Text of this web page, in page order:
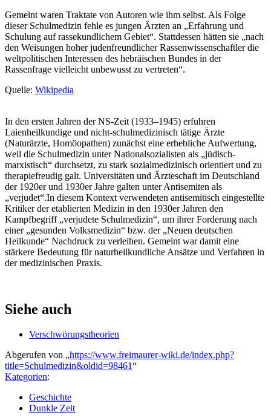
Gemeint waren Traktate von Autoren wie ihm selbst. Als Folge
dieser Schulmedizin fehle es jungen Ärzten an „Erfahrung und
Schulung auf rassekundlichem Gebiet“. Stattdessen hätten sie „nach
den Weisungen hoher judenfreundlicher Rassenwissenschaftler die
weltpolitischen Interessen des hebräischen Bundes in der
Rassenfrage vielleicht unbewusst zu vertreten“.
Quelle: Wikipedia
In den ersten Jahren der NS-Zeit (1933–1945) erfuhren
Laienheilkundige und nicht-schulmedizinisch tätige Ärzte
(Naturärzte, Homöopathen) zunächst eine erhebliche Aufwertung,
weil die Schulmedizin unter Nationalsozialisten als „jüdisch-
marxistisch“ durchsetzt, zu stark sozialmedizinisch orientiert und zu
therapiefreudig galt. Universitäten und Ärzteschaft im Deutschland
der 1920er und 1930er Jahre galten unter Antisemiten als
„verjudet“.In diesem Kontext verwendeten antisemitisch eingestellte
Kritiker der etablierten Medizin in den 1930er Jahren den
Kampfbegriff „verjudete Schulmedizin“, um ihrer Forderung nach
einer „gesunden Volksmedizin“ bzw. der „Neuen deutschen
Heilkunde“ Nachdruck zu verleihen. Gemeint war damit eine
stärkere Bedeutung für naturheilkundliche Ansätze und Verfahren in
der medizinischen Praxis.
Siehe auch
Verschwörungstheorien
Abgerufen von „https://www.freimaurer-wiki.de/index.php?
title=Schulmedizin&oldid=98461“
Kategorien:
Geschichte
Dunkle Zeit